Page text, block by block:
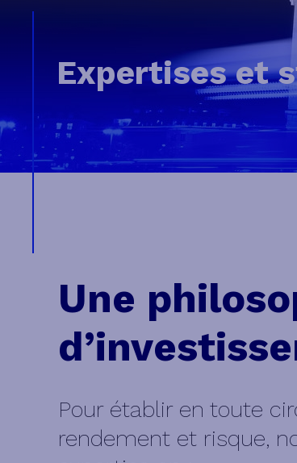
Expertises et
Une
Pour établir en toute
rendement et risque,